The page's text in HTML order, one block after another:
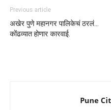
Previous article
अखेर पुणे महानगर पालिकेचं ठरलं…
कोंढव्यात होणार कारवाई.
Pune